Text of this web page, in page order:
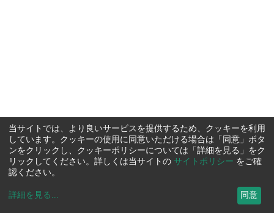
当サイトでは、より良いサービスを提供するため、クッキーを利用
しています。クッキーの使用に同意いただける場合は「同意」ボタ
ンをクリックし、クッキーポリシーについては「詳細を見る」をク
リックしてください。詳しくは当サイトの サイトポリシー をご確
認ください。
詳細を見る ... 同意